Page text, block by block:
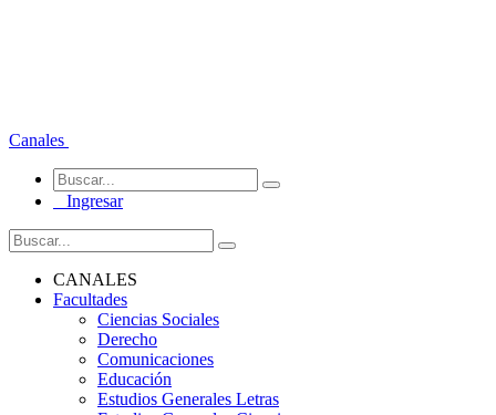
Canales
Ingresar
CANALES
Facultades
Ciencias Sociales
Derecho
Comunicaciones
Educación
Estudios Generales Letras